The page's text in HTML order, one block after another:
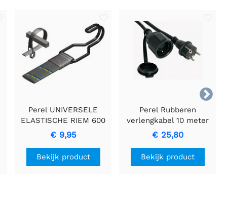

Perel UNIVERSELE
ELASTISCHE RIEM 600
x 20 mm
€ 9,95
Bekijk product
Perel Rubberen
verlengkabel 10 meter
met 3G1.5 geleiders
€ 25,80
Bekijk product